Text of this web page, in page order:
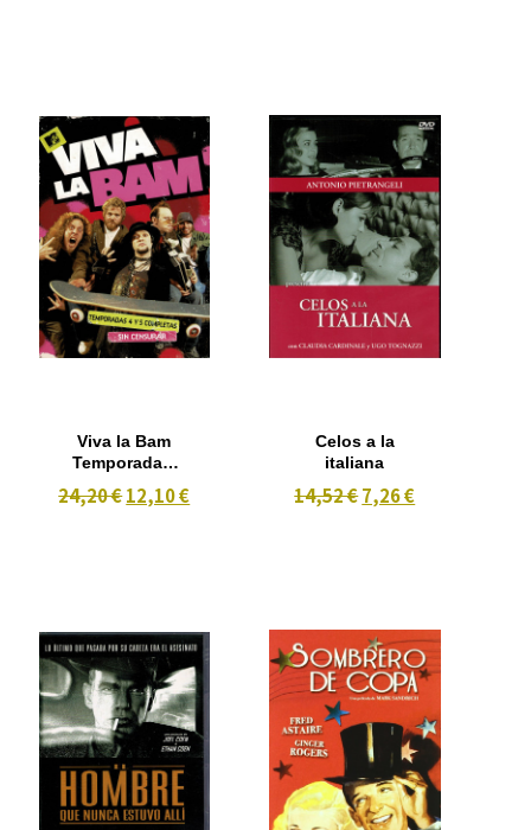
Viva la Bam
Temporada 4
Sin Censurar
24,20 €12,10 €
Celos a la
italiana
14,52 €7,26 €